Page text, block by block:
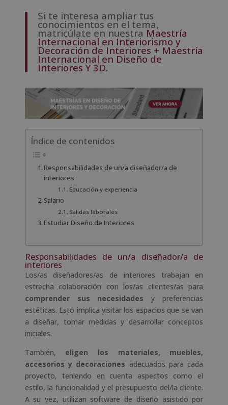
Si te interesa ampliar tus
conocimientos en el tema,
matricúlate en nuestra Maestría
Internacional en Interiorismo y
Decoración de Interiores + Maestría
Internacional en Diseño de
Interiores Y 3D.
Índice de contenidos
Responsabilidades de un/a diseñador/a de
interiores
Educación y experiencia
Salario
Salidas laborales
Estudiar Diseño de Interiores
Responsabilidades de un/a diseñador/a de
interiores
Los/as diseñadores/as de interiores trabajan en
estrecha colaboración con los/as clientes/as para
comprender sus necesidades y preferencias
estéticas. Esto implica visitar los espacios que se van
a diseñar, tomar medidas y desarrollar conceptos
iniciales.
También, eligen los materiales, muebles,
accesorios y decoraciones adecuados para cada
proyecto, teniendo en cuenta aspectos como el
estilo, la funcionalidad y el presupuesto del/la cliente.
A su vez, utilizan software de diseño asistido por